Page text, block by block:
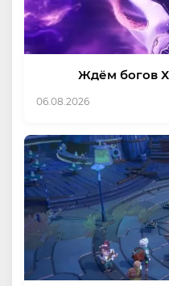
Ждём богов
06.08.2026